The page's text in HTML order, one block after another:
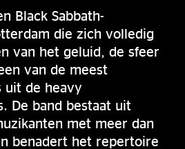
Black Sabbath-
die zich volledig
van het geluid, de sfeer
van de meest
uit de heavy
De band bestaat uit
met meer dan
benadert het repertoire